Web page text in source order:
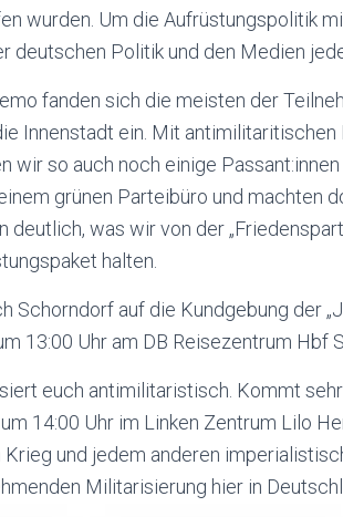
wurden. Um die Aufrüstungspolitik
deutschen Politik und den Medien
fanden sich die meisten der
Innenstadt ein. Mit antimilitaritischen
wir so auch noch einige
grünen Parteibüro und machten
deutlich, was wir von der
halten.
Schorndorf auf die Kundgebung der
13:00 Uhr am DB Reisezentrum Hbf
euch antimilitaristisch. Kommt
14:00 Uhr im Linken Zentrum Lilo
und jedem anderen
Militarisierung hier in